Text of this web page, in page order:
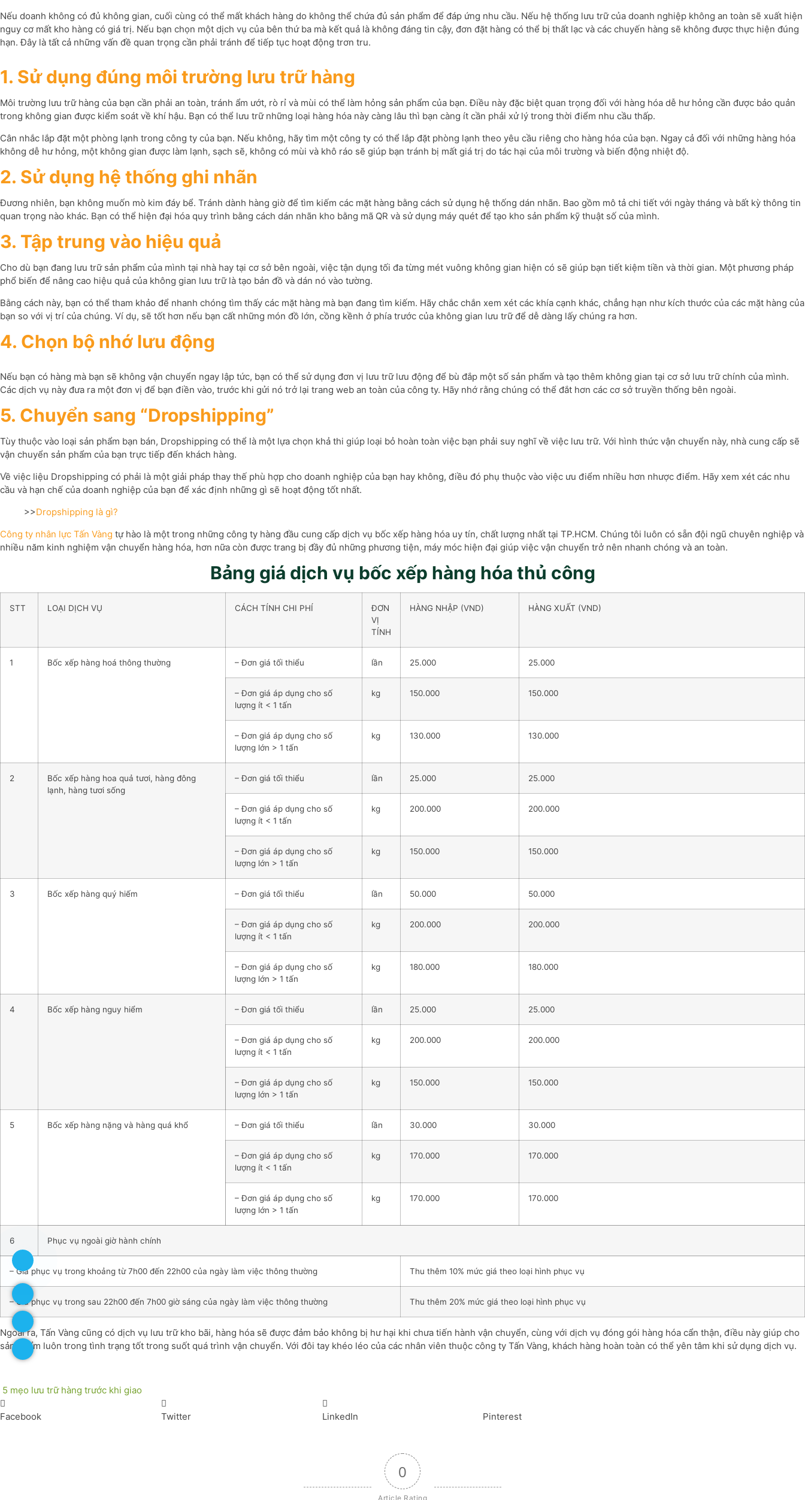
Nếu doanh không có đủ không gian, cuối cùng có thể mất khách hàng do không thể chứa đủ sản phẩm để đáp ứng nhu cầu. Nếu hệ thống lưu trữ của doanh nghiệp không an toàn sẽ xuất hiện
nguy cơ mất kho hàng có giá trị. Nếu bạn chọn một dịch vụ của bên thứ ba mà kết quả là không đáng tin cậy, đơn đặt hàng có thể bị thất lạc và các chuyến hàng sẽ không được thực hiện đúng
hạn. Đây là tất cả những vấn đề quan trọng cần phải tránh để tiếp tục hoạt động trơn tru.
1. Sử dụng đúng môi trường lưu trữ hàng
Môi trường lưu trữ hàng của bạn cần phải an toàn, tránh ẩm ướt, rò rỉ và mùi có thể làm hỏng sản phẩm của bạn. Điều này đặc biệt quan trọng đối với hàng hóa dễ hư hỏng cần được bảo quản
trong không gian được kiểm soát về khí hậu. Bạn có thể lưu trữ những loại hàng hóa này càng lâu thì bạn càng ít cần phải xử lý trong thời điểm nhu cầu thấp.
Cân nhắc lắp đặt một phòng lạnh trong công ty của bạn. Nếu không, hãy tìm một công ty có thể lắp đặt phòng lạnh theo yêu cầu riêng cho hàng hóa của bạn. Ngay cả đối với những hàng hóa
không dễ hư hỏng, một không gian được làm lạnh, sạch sẽ, không có mùi và khô ráo sẽ giúp bạn tránh bị mất giá trị do tác hại của môi trường và biến động nhiệt độ.
2. Sử dụng hệ thống ghi nhãn
Đương nhiên, bạn không muốn mò kim đáy bể. Tránh dành hàng giờ để tìm kiếm các mặt hàng bằng cách sử dụng hệ thống dán nhãn. Bao gồm mô tả chi tiết với ngày tháng và bất kỳ thông tin
quan trọng nào khác. Bạn có thể hiện đại hóa quy trình bằng cách dán nhãn kho bằng mã QR và sử dụng máy quét để tạo kho sản phẩm kỹ thuật số của mình.
3. Tập trung vào hiệu quả
Cho dù bạn đang lưu trữ sản phẩm của mình tại nhà hay tại cơ sở bên ngoài, việc tận dụng tối đa từng mét vuông không gian hiện có sẽ giúp bạn tiết kiệm tiền và thời gian. Một phương pháp
phổ biến để nâng cao hiệu quả của không gian lưu trữ là tạo bản đồ và dán nó vào tường.
Bằng cách này, bạn có thể tham khảo để nhanh chóng tìm thấy các mặt hàng mà bạn đang tìm kiếm. Hãy chắc chắn xem xét các khía cạnh khác, chẳng hạn như kích thước của các mặt hàng của
bạn so với vị trí của chúng. Ví dụ, sẽ tốt hơn nếu bạn cất những món đồ lớn, cồng kềnh ở phía trước của không gian lưu trữ để dễ dàng lấy chúng ra hơn.
4. Chọn bộ nhớ lưu động
Nếu bạn có hàng mà bạn sẽ không vận chuyển ngay lập tức, bạn có thể sử dụng đơn vị lưu trữ lưu động để bù đắp một số sản phẩm và tạo thêm không gian tại cơ sở lưu trữ chính của mình.
Các dịch vụ này đưa ra một đơn vị để bạn điền vào, trước khi gửi nó trở lại trang web an toàn của công ty. Hãy nhớ rằng chúng có thể đắt hơn các cơ sở truyền thống bên ngoài.
5. Chuyển sang “Dropshipping”
Tùy thuộc vào loại sản phẩm bạn bán, Dropshipping có thể là một lựa chọn khả thi giúp loại bỏ hoàn toàn việc bạn phải suy nghĩ về việc lưu trữ. Với hình thức vận chuyển này, nhà cung cấp sẽ
vận chuyển sản phẩm của bạn trực tiếp đến khách hàng.
Về việc liệu Dropshipping có phải là một giải pháp thay thế phù hợp cho doanh nghiệp của bạn hay không, điều đó phụ thuộc vào việc ưu điểm nhiều hơn nhược điểm. Hãy xem xét các nhu
cầu và hạn chế của doanh nghiệp của bạn để xác định những gì sẽ hoạt động tốt nhất.
>>Dropshipping là gì?
Công ty nhân lực Tấn Vàng tự hào là một trong những công ty hàng đầu cung cấp dịch vụ bốc xếp hàng hóa uy tín, chất lượng nhất tại TP.HCM. Chúng tôi luôn có sẵn đội ngũ chuyên nghiệp và
nhiều năm kinh nghiệm vận chuyển hàng hóa, hơn nữa còn được trang bị đầy đủ những phương tiện, máy móc hiện đại giúp việc vận chuyển trở nên nhanh chóng và an toàn.
Bảng giá dịch vụ bốc xếp hàng hóa thủ công
STT LOẠI DỊCH VỤ CÁCH TÍNH CHI PHÍ
ĐƠN
VỊ
TÍNH
HÀNG NHẬP (VND) HÀNG XUẤT (VND)
1 Bốc xếp hàng hoá thông thường – Đơn giá tối thiểu lần 25.000 25.000
– Đơn giá áp dụng cho số
lượng ít < 1 tấn
kg 150.000 150.000
– Đơn giá áp dụng cho số
lượng lớn > 1 tấn
kg 130.000 130.000
2
Bốc xếp hàng hoa quả tươi, hàng đông
lạnh, hàng tươi sống
– Đơn giá tối thiểu lần 25.000 25.000
– Đơn giá áp dụng cho số
lượng ít < 1 tấn
kg 200.000 200.000
– Đơn giá áp dụng cho số
lượng lớn > 1 tấn
kg 150.000 150.000
3 Bốc xếp hàng quý hiếm – Đơn giá tối thiểu lần 50.000 50.000
– Đơn giá áp dụng cho số
lượng ít < 1 tấn
kg 200.000 200.000
– Đơn giá áp dụng cho số
lượng lớn > 1 tấn
kg 180.000 180.000
4 Bốc xếp hàng nguy hiểm – Đơn giá tối thiểu lần 25.000 25.000
– Đơn giá áp dụng cho số
lượng ít < 1 tấn
kg 200.000 200.000
– Đơn giá áp dụng cho số
lượng lớn > 1 tấn
kg 150.000 150.000
5 Bốc xếp hàng nặng và hàng quá khổ – Đơn giá tối thiểu lần 30.000 30.000
– Đơn giá áp dụng cho số
lượng ít < 1 tấn
kg 170.000 170.000
– Đơn giá áp dụng cho số
lượng lớn > 1 tấn
kg 170.000 170.000
6 Phục vụ ngoài giờ hành chính
– Giá phục vụ trong khoảng từ 7h00 đến 22h00 của ngày làm việc thông thường Thu thêm 10% mức giá theo loại hình phục vụ
– Giá phục vụ trong sau 22h00 đến 7h00 giờ sáng của ngày làm việc thông thường Thu thêm 20% mức giá theo loại hình phục vụ
Ngoài ra, Tấn Vàng cũng có dịch vụ lưu trữ kho bãi, hàng hóa sẽ được đảm bảo không bị hư hại khi chưa tiến hành vận chuyển, cùng với dịch vụ đóng gói hàng hóa cẩn thận, điều này giúp cho
sản phẩm luôn trong tình trạng tốt trong suốt quá trình vận chuyển. Với đôi tay khéo léo của các nhân viên thuộc công ty Tấn Vàng, khách hàng hoàn toàn có thể yên tâm khi sử dụng dịch vụ.
5 mẹo lưu trữ hàng trước khi giao
Facebook Twitter LinkedIn Pinterest
0
Article Rating